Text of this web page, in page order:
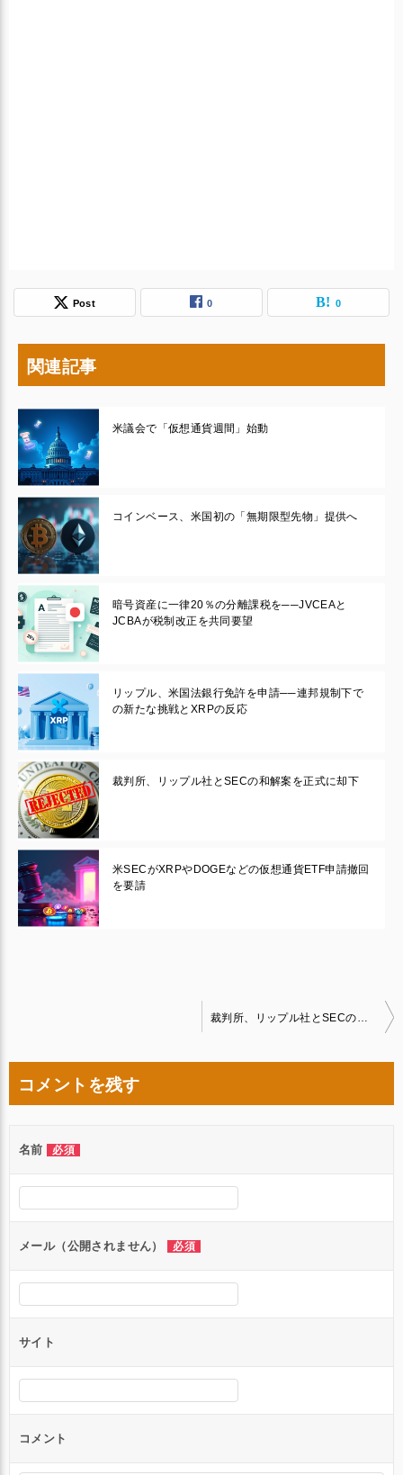
Post 0 0
関連記事
米議会で「仮想通貨週間」始動
コインベース、米国初の「無期限型先物」提供へ
暗号資産に一律20％の分離課税を──JVCEAと
JCBAが税制改正を共同要望
リップル、米国法銀行免許を申請──連邦規制下で
の新たな挑戦とXRPの反応
裁判所、リップル社とSECの和解案を正式に却下
米SECがXRPやDOGEなどの仮想通貨ETF申請撤回
を要請
ビ
ー
シ
ン
裁判所、リップル社とSECの和解案を正式に却下
コメントを残す
名前 必須
メール（公開されません） 必須
サイト
コメント